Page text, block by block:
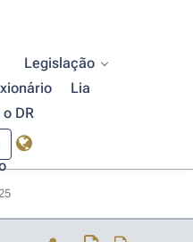
Legislação
Lia
DR